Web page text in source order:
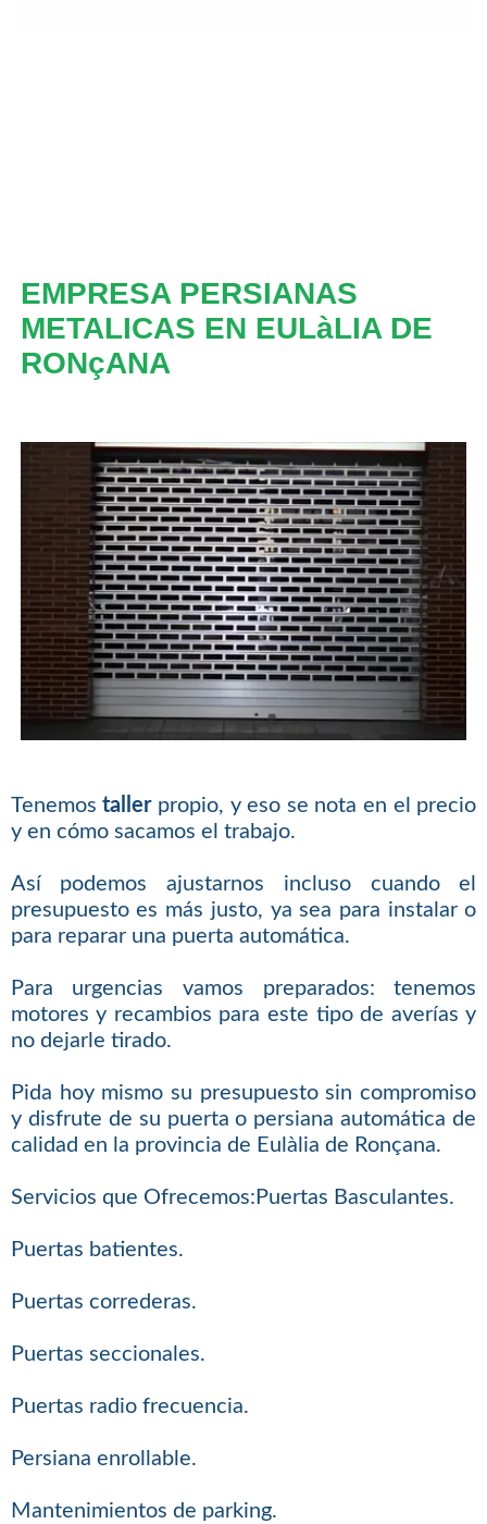
EMPRESA PERSIANAS
METALICAS EN EULàLIA DE
RONçANA
Tenemostallerpropio, y eso se nota en el precio
y en cómo sacamos el trabajo.
Así podemos ajustarnos incluso cuando el
presupuesto es más justo, ya sea para instalar o
para reparar una puerta automática.
Para urgencias vamos preparados: tenemos
motores y recambios para este tipo de averías y
no dejarle tirado.
Pida hoy mismo su presupuesto sin compromiso
y disfrute de su puerta o persiana automática de
calidad en la provincia de Eulàlia de Ronçana.
Servicios que Ofrecemos:Puertas Basculantes.
Puertas batientes.
Puertas correderas.
Puertas seccionales.
Puertas radio frecuencia.
Persiana enrollable.
Mantenimientos de parking.